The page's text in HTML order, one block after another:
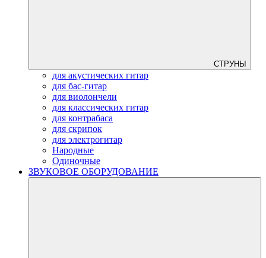
СТРУНЫ
для акустических гитар
для бас-гитар
для виолончели
для классических гитар
для контрабаса
для скрипок
для электрогитар
Народные
Одиночные
ЗВУКОВОЕ ОБОРУДОВАНИЕ